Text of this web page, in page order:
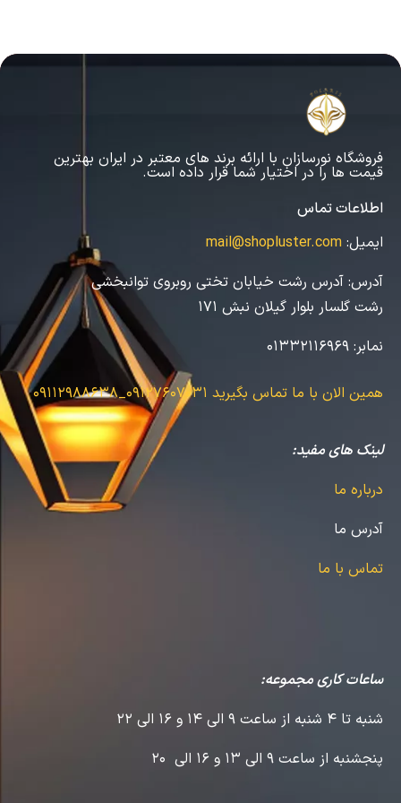
فروشگاه نورسازان با ارائه برند های معتبر در ایران بهترین
قیمت ها را در اختیار شما قرار داده است.
اطلاعات تماس
ایمیل: mail@shopluster.com
آدرس: آدرس رشت خیابان تختی روبروی توانبخشی
رشت گلسار بلوار گیلان نبش 171
نمابر:
همین الان با ما تماس بگیرید 09127607031_09112988638
لینک های مفید:
درباره ما
آدرس ما
تماس با ما
ساعات کاری مجموعه:
شنبه تا 4 شنبه از ساعت 9 الی 14 و 16 الی 22
پنجشنبه از ساعت 9 الی 13 و 16 الی 20